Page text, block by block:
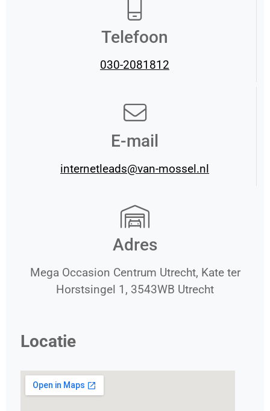
Telefoon
030-2081812
E-mail
internetleads@van-mossel.nl
Adres
Mega Occasion Centrum Utrecht, Kate ter
Horstsingel 1, 3543WB Utrecht
Locatie